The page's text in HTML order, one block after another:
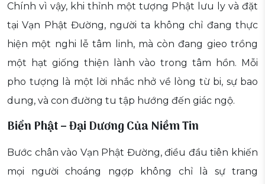
Chính vì vậy, khi thỉnh một tượng Phật lưu ly và đặt
tại Vạn Phật Đường, người ta không chỉ đang thực
hiện một nghi lễ tâm linh, mà còn đang gieo trồng
một hạt giống thiện lành vào trong tâm hồn. Mỗi
pho tượng là một lời nhắc nhở về lòng từ bi, sự bao
dung, và con đường tu tập hướng đến giác ngộ.
Biển Phật – Đại Dương Của Niềm Tin
Bước chân vào Vạn Phật Đường, điều đầu tiên khiến
mọi người choáng ngợp không chỉ là sự trang